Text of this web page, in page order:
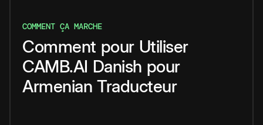
COMMENT ÇA MARCHE
Comment pour Utiliser
CAMB.AI Danish pour
Armenian Traducteur